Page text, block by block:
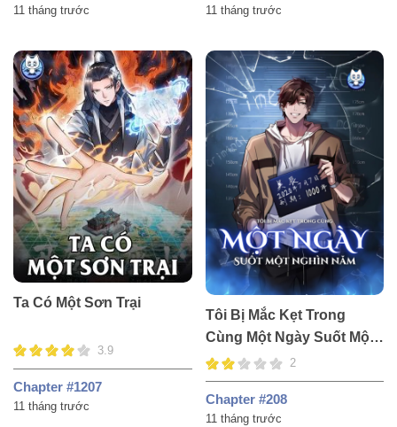
11 tháng trước 11 tháng trước
Ta Có Một Sơn Trại
3.9
Chapter #1207
11 tháng trước
Tôi Bị Mắc Kẹt Trong
Cùng Một Ngày Suốt Một
Nghìn Năm
2
Chapter #208
11 tháng trước